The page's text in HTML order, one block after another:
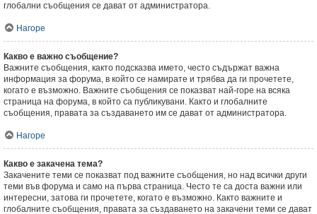
глобални съобщения се дават от администратора.
Нагоре
Какво е важно съобщение?
Важните съобщения, както подсказва името, често съдържат важна
информация за форума, в който се намирате и трябва да ги прочетете,
когато е възможно. Важните съобщения се показват най-горе на всяка
страница на форума, в който са публикувани. Както и глобалните
съобщения, правата за създаването им се дават от администратора.
Нагоре
Какво е закачена тема?
Закачените теми се показват под важните съобщения, но над всички други
теми във форума и само на първа страница. Често те са доста важни или
интересни, затова ги прочетете, когато е възможно. Както важните и
глобалните съобщения, правата за създаването на закачени теми се дават